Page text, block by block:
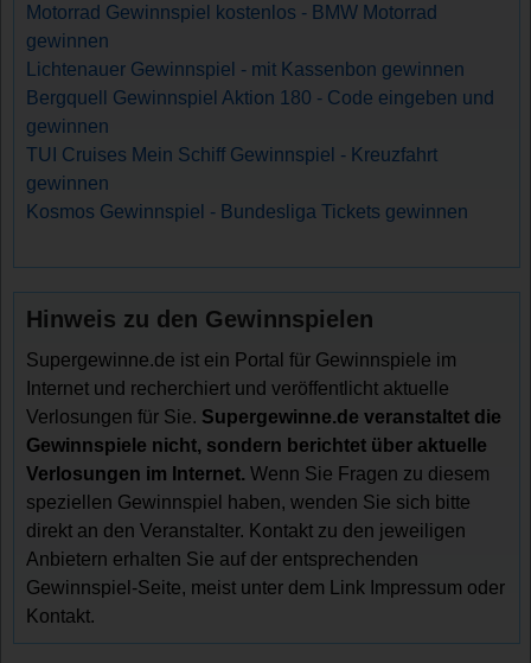
Motorrad Gewinnspiel kostenlos - BMW Motorrad
gewinnen
Lichtenauer Gewinnspiel - mit Kassenbon gewinnen
Bergquell Gewinnspiel Aktion 180 - Code eingeben und
gewinnen
TUI Cruises Mein Schiff Gewinnspiel - Kreuzfahrt
gewinnen
Kosmos Gewinnspiel - Bundesliga Tickets gewinnen
Hinweis zu den Gewinnspielen
Supergewinne.de ist ein Portal für Gewinnspiele im
Internet und recherchiert und veröffentlicht aktuelle
Verlosungen für Sie. Supergewinne.de veranstaltet die
Gewinnspiele nicht, sondern berichtet über aktuelle
Verlosungen im Internet. Wenn Sie Fragen zu diesem
speziellen Gewinnspiel haben, wenden Sie sich bitte
direkt an den Veranstalter. Kontakt zu den jeweiligen
Anbietern erhalten Sie auf der entsprechenden
Gewinnspiel-Seite, meist unter dem Link Impressum oder
Kontakt.